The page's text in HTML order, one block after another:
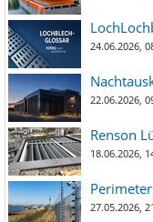
24.06.2026,
22.06.2026,
Renson
18.06.2026,
27.05.2026,